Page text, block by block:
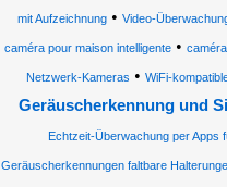
mit Aufzeichnung• Video-
caméra pour maison intelligente•
Netzwerk-Kameras • WiFi-
Geräuscherkennung und
Echtzeit-Überwachung per Apps
Geräuscherkennungen faltbare